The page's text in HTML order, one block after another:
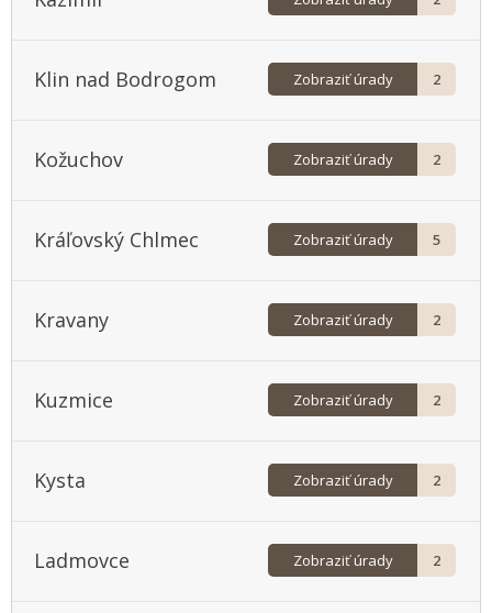
Klin nad Bodrogom Zobraziť úrady 2
Kožuchov Zobraziť úrady 2
Kráľovský Chlmec Zobraziť úrady 5
Kravany Zobraziť úrady 2
Kuzmice Zobraziť úrady 2
Kysta Zobraziť úrady 2
Ladmovce Zobraziť úrady 2